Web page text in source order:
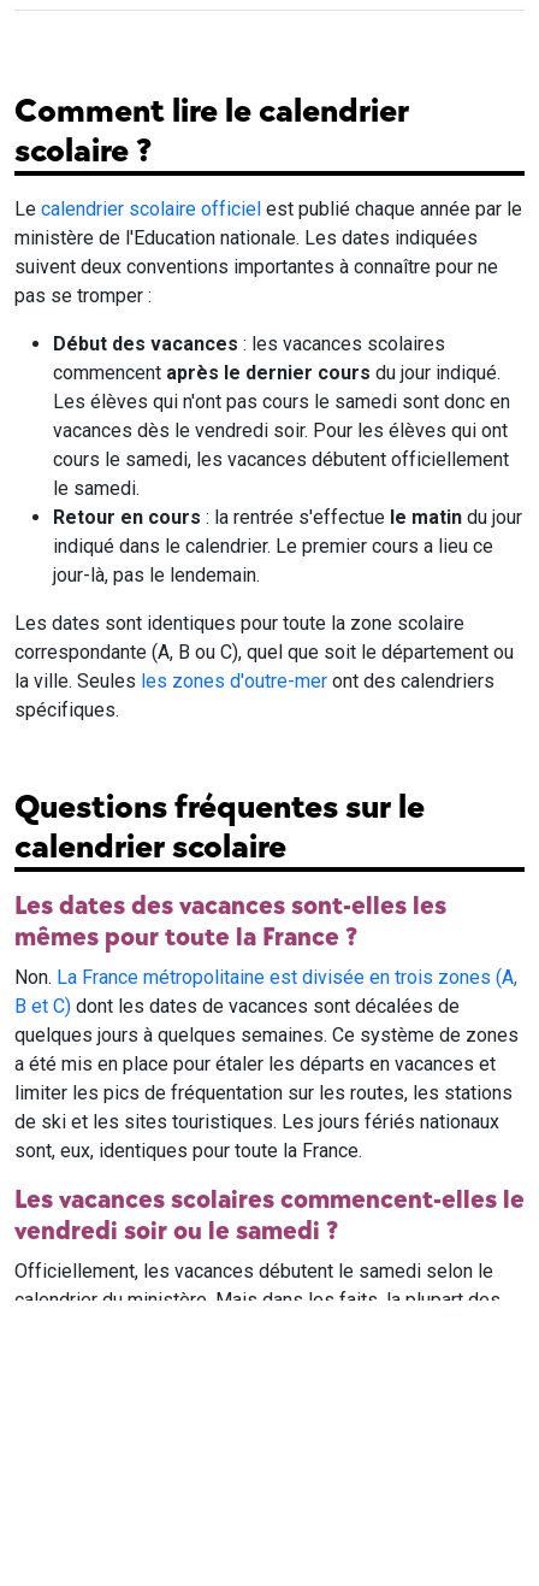
Comment lire le calendrier
scolaire ?
Le calendrier scolaire officiel est publié chaque année par le
ministère de l'Education nationale. Les dates indiquées
suivent deux conventions importantes à connaître pour ne
pas se tromper :
Début des vacances : les vacances scolaires
commencent après le dernier cours du jour indiqué.
Les élèves qui n'ont pas cours le samedi sont donc en
vacances dès le vendredi soir. Pour les élèves qui ont
cours le samedi, les vacances débutent officiellement
le samedi.
Retour en cours : la rentrée s'effectue le matin du jour
indiqué dans le calendrier. Le premier cours a lieu ce
jour-là, pas le lendemain.
Les dates sont identiques pour toute la zone scolaire
correspondante (A, B ou C), quel que soit le département ou
la ville. Seules les zones d'outre-mer ont des calendriers
spécifiques.
Questions fréquentes sur le
calendrier scolaire
Les dates des vacances sont-elles les
mêmes pour toute la France ?
Non. La France métropolitaine est divisée en trois zones (A,
B et C) dont les dates de vacances sont décalées de
quelques jours à quelques semaines. Ce système de zones
a été mis en place pour étaler les départs en vacances et
limiter les pics de fréquentation sur les routes, les stations
de ski et les sites touristiques. Les jours fériés nationaux
sont, eux, identiques pour toute la France.
Les vacances scolaires commencent-elles le
vendredi soir ou le samedi ?
Officiellement, les vacances débutent le samedi selon le
calendrier du ministère. Mais dans les faits, la plupart des